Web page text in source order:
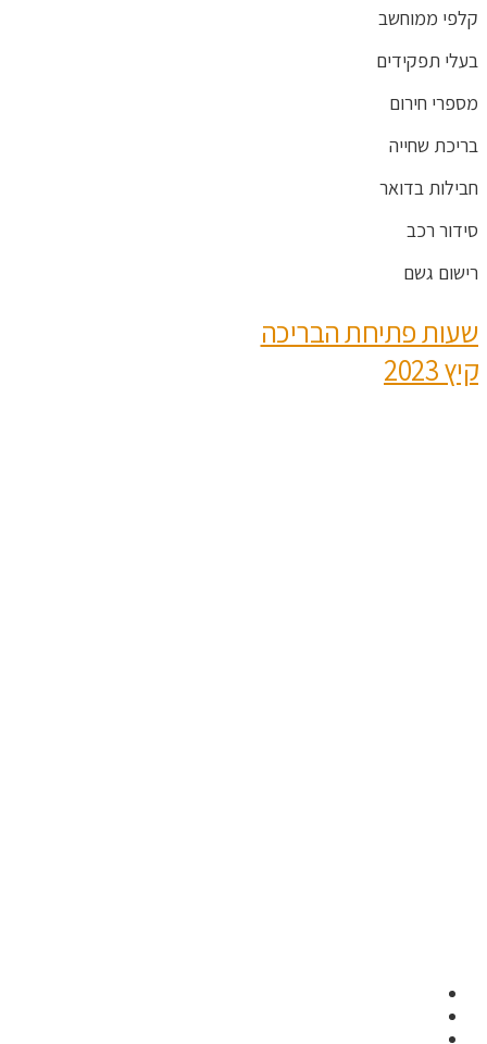
קלפי ממוחשב
בעלי תפקידים
מספרי חירום
בריכת שחייה
חבילות בדואר
סידור רכב
רישום גשם
שעות פתיחת הבריכה
קיץ 2023